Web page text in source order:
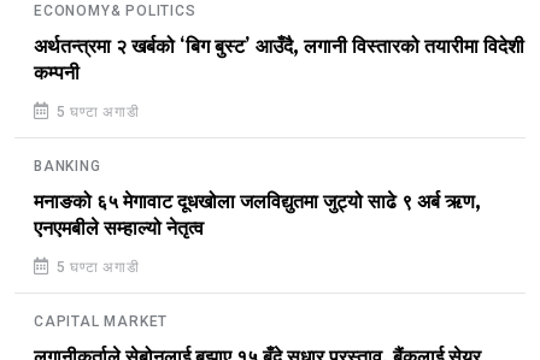
ECONOMY& POLITICS
अर्थतन्त्रमा २ खर्बको ‘बिग बुस्ट’ आउँदै, लगानी विस्तारको तयारीमा विदेशी
कम्पनी
5 घण्टा अगाडी
BANKING
मनाङको ६५ मेगावाट दूधखोला जलविद्युतमा जुट्यो साढे ९ अर्ब ऋण,
एनएमबीले सम्हाल्यो नेतृत्व
5 घण्टा अगाडी
CAPITAL MARKET